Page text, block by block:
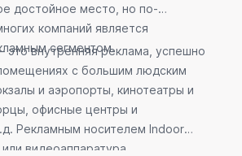
достойное место, но по-
компаний является
сегментом.
это внутренняя реклама, успешно
с большим людским
и аэропорты, кинотеатры и
офисные центры и
Рекламным носителем Indoor
видеоаппаратура,